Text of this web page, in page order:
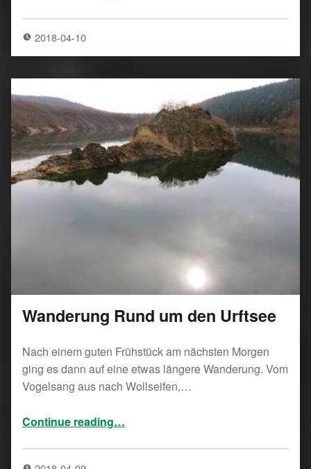
2018-04-10
Wanderung Rund um den Urftsee
Nach einem guten Frühstück am nächsten Morgen
ging es dann auf eine etwas längere Wanderung. Vom
Vogelsang aus nach Wollseifen,…
Continue reading…